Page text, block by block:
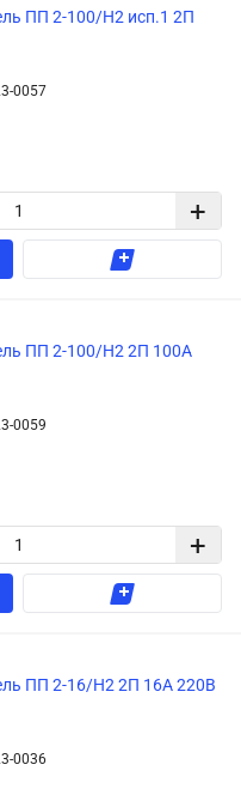
ПП 2-100/Н2 исп.1 2П
0057
+
ПП 2-100/Н2 2П 100А
0059
+
ПП 2-16/Н2 2П 16А 220В
0036